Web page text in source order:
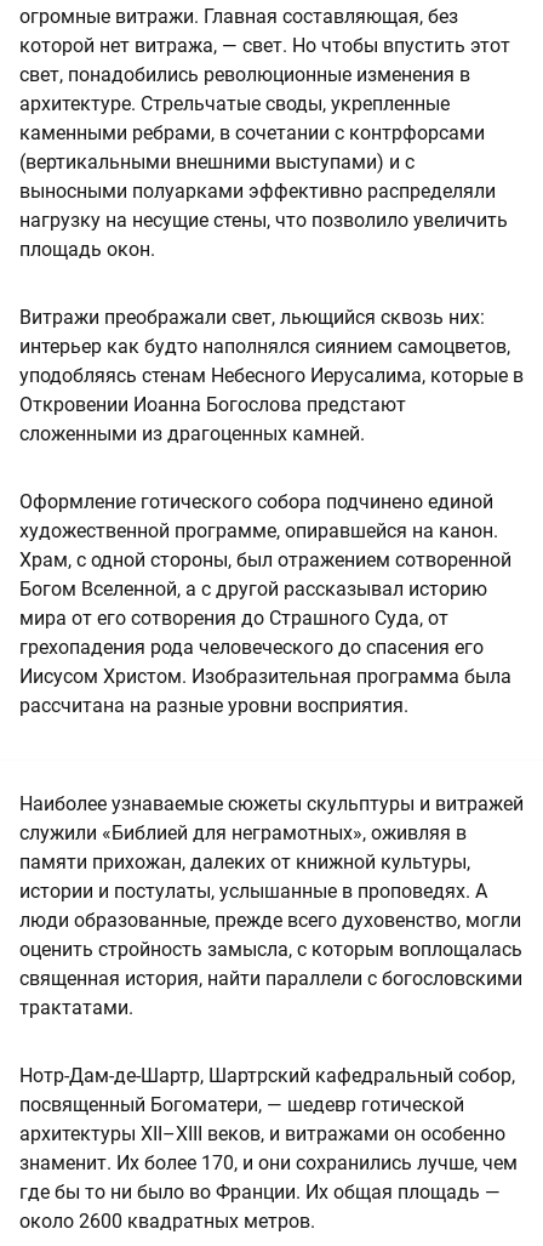
огромные витражи. Главная составляющая, без
которой нет витража, — свет. Но чтобы впустить этот
свет, понадобились революционные изменения в
архитектуре. Стрельчатые своды, укрепленные
каменными ребрами, в сочетании с контрфорсами
(вертикальными внешними выступами) и с
выносными полуарками эффективно распределяли
нагрузку на несущие стены, что позволило увеличить
площадь окон.
Витражи преображали свет, льющийся сквозь них:
интерьер как будто наполнялся сиянием самоцветов,
уподобляясь стенам Небесного Иерусалима, которые в
Откровении Иоанна Богослова предстают
сложенными из драгоценных камней.
Оформление готического собора подчинено единой
художественной программе, опиравшейся на канон.
Храм, с одной стороны, был отражением сотворенной
Богом Вселенной, а с другой рассказывал историю
мира от его сотворения до Страшного Суда, от
грехопадения рода человеческого до спасения его
Иисусом Христом. Изобразительная программа была
рассчитана на разные уровни восприятия.
Наиболее узнаваемые сюжеты скульптуры и витражей
служили «Библией для неграмотных», оживляя в
памяти прихожан, далеких от книжной культуры,
истории и постулаты, услышанные в проповедях. А
люди образованные, прежде всего духовенство, могли
оценить стройность замысла, с которым воплощалась
священная история, найти параллели с богословскими
трактатами.
Нотр-Дам-де-Шартр, Шартрский кафедральный собор,
посвященный Богоматери, — шедевр готической
архитектуры XII–XIII веков, и витражами он особенно
знаменит. Их более 170, и они сохранились лучше, чем
где бы то ни было во Франции. Их общая площадь —
около 2600 квадратных метров.